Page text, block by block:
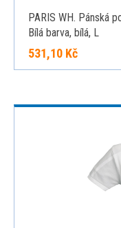
PARIS WH. Pánská
Bílá barva, bílá, L
531,10 Kč